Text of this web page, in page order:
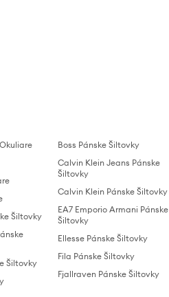
Šiltovky
Šiltovky
Boss Pánske Šiltovky
Calvin Klein Jeans Pánske
Šiltovky
Calvin Klein Pánske Šiltovky
EA7 Emporio Armani Pánske
Šiltovky
Ellesse Pánske Šiltovky
Fila Pánske Šiltovky
Fjallraven Pánske Šiltovky